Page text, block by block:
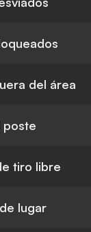
del área
poste
tiro libre
lugar